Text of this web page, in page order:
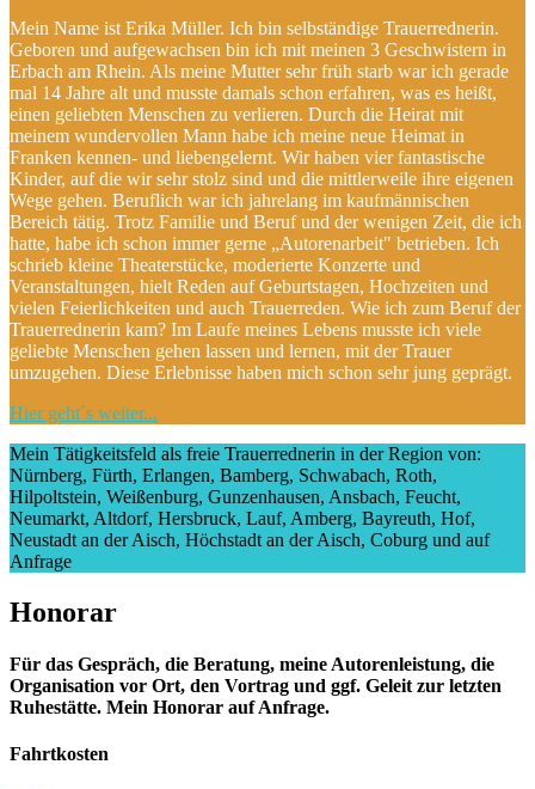
Mein Name ist Erika Müller. Ich bin selbständige Trauerrednerin.
Geboren und aufgewachsen bin ich mit meinen 3 Geschwistern in
Erbach am Rhein. Als meine Mutter sehr früh starb war ich gerade
mal 14 Jahre alt und musste damals schon erfahren, was es heißt,
einen geliebten Menschen zu verlieren. Durch die Heirat mit
meinem wundervollen Mann habe ich meine neue Heimat in
Franken kennen- und liebengelernt. Wir haben vier fantastische
Kinder, auf die wir sehr stolz sind und die mittlerweile ihre eigenen
Wege gehen. Beruflich war ich jahrelang im kaufmännischen
Bereich tätig. Trotz Familie und Beruf und der wenigen Zeit, die ich
hatte, habe ich schon immer gerne „Autorenarbeit" betrieben. Ich
schrieb kleine Theaterstücke, moderierte Konzerte und
Veranstaltungen, hielt Reden auf Geburtstagen, Hochzeiten und
vielen Feierlichkeiten und auch Trauerreden. Wie ich zum Beruf der
Trauerrednerin kam? Im Laufe meines Lebens musste ich viele
geliebte Menschen gehen lassen und lernen, mit der Trauer
umzugehen. Diese Erlebnisse haben mich schon sehr jung geprägt.
Hier geht´s weiter...
Mein Tätigkeitsfeld als freie Trauerrednerin in der Region von:
Nürnberg, Fürth, Erlangen, Bamberg, Schwabach, Roth,
Hilpoltstein, Weißenburg, Gunzenhausen, Ansbach, Feucht,
Neumarkt, Altdorf, Hersbruck, Lauf, Amberg, Bayreuth, Hof,
Neustadt an der Aisch, Höchstadt an der Aisch, Coburg und auf
Anfrage
Honorar
Für das Gespräch, die Beratung, meine Autorenleistung, die
Organisation vor Ort, den Vortrag und ggf. Geleit zur letzten
Ruhestätte. Mein Honorar auf Anfrage.
Fahrtkosten